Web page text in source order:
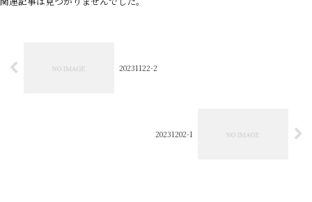
20231122-2
20231202-1